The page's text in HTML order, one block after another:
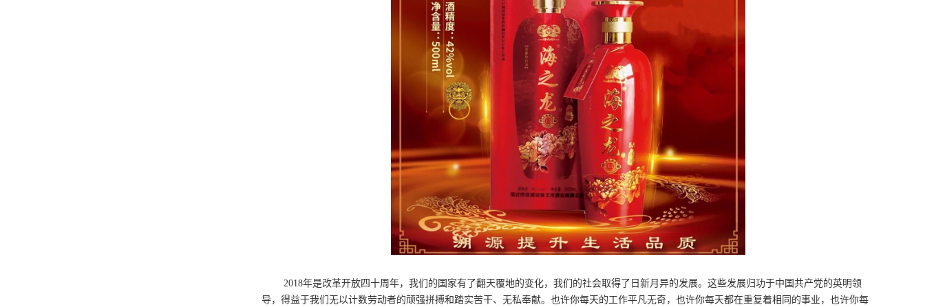
2018年是改革开放四十周年，我们的国家有了翻天覆地的变化，我们的社会取得了日新月异的发展。这些发展归功于中国共产党的英明领
导，得益于我们无以计数劳动者的顽强拼搏和踏实苦干、无私奉献。也许你每天的工作平凡无奇，也许你每天都在重复着相同的事业，也许你每